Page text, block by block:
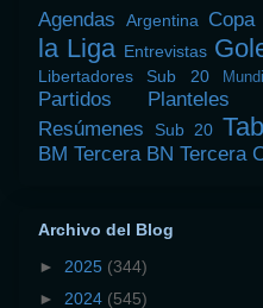
Agendas Argentina Copa
la Liga Entrevistas
Libertadores Sub 20
Partidos
Planteles
Resúmenes
Sub 20
BM Tercera BN Tercera
Archivo del Blog
► 2025 (344)
► 2024 (545)